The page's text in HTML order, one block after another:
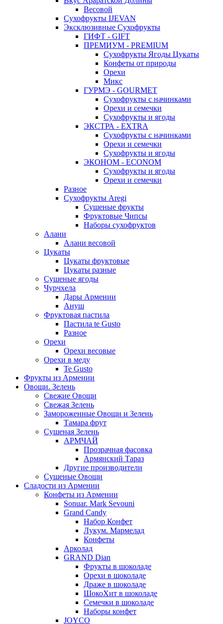
Весовой
Сухофрукты IJEVAN
Эксклюзивные Сухофрукты
ГИФТ - GIFT
ПРЕМИУМ - PREMIUM
Сухофрукты Ягоды Цукаты
Конфеты от природы
Орехи
Микс
ГУРМЭ - GOURMET
Сухофрукты с начинками
Орехи и семечки
Сухофрукты и ягоды
ЭКСТРА - EXTRA
Сухофрукты с начинками
Орехи и семечки
Сухофрукты и ягоды
ЭКОНОМ - ECONOM
Сухофрукты и ягоды
Орехи и семечки
Разное
Сухофрукты Aregi
Сушеные фрукты
Фруктовые Чипсы
Наборы сухофруктов
Алани
Алани весовой
Цукаты
Цукаты фруктовые
Цукаты разные
Сушеные ягоды
Чурчхела
Дары Армении
Ануш
Фруктовая пастила
Пастила te Gusto
Разное
Орехи
Орехи весовые
Орехи в меду
Te Gusto
Фрукты из Армении
Овощи. Зелень
Свежие Овощи
Свежая Зелень
Замороженные Овощи и Зелень
Тамара фрут
Сушеная Зелень
АРМЧАЙ
Прозрачная фасовка
Армянский Тараз
Другие производители
Сушеные Овощи
Сладости из Армении
Конфеты из Армении
Sonuar. Mark Sevouni
Grand Candy
Набор Конфет
Лукум. Мармелад
Конфеты
Арколад
GRAND Dian
Фрукты в шоколаде
Орехи в шоколаде
Драже в шоколаде
ШокоХит в шоколаде
Семечки в шоколаде
Наборы конфет
JOYCO